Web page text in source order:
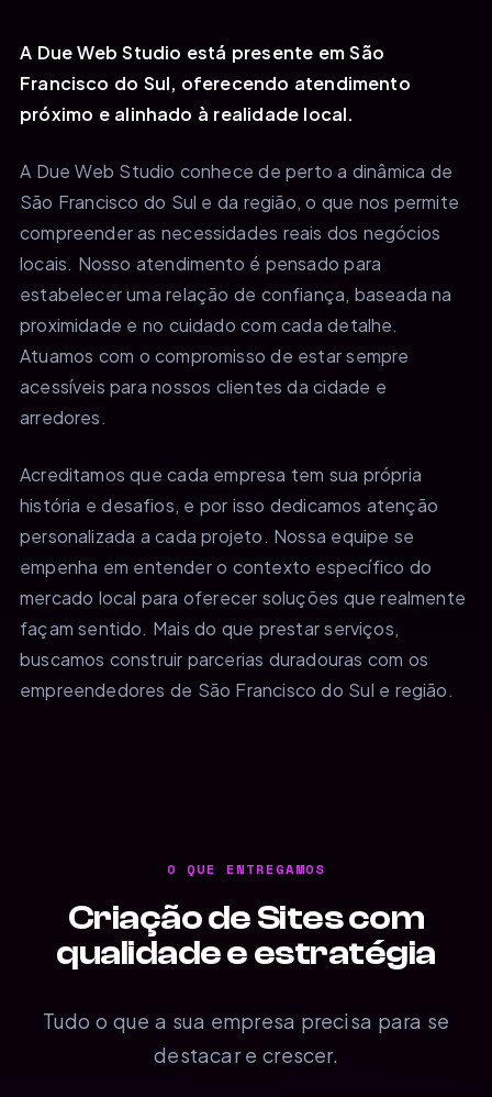
A Due Web Studio está presente em São
Francisco do Sul, oferecendo atendimento
próximo e alinhado à realidade local.
A Due Web Studio conhece de perto a dinâmica de
São Francisco do Sul e da região, o que nos permite
compreender as necessidades reais dos negócios
locais. Nosso atendimento é pensado para
estabelecer uma relação de confiança, baseada na
proximidade e no cuidado com cada detalhe.
Atuamos com o compromisso de estar sempre
acessíveis para nossos clientes da cidade e
arredores.
Acreditamos que cada empresa tem sua própria
história e desafios, e por isso dedicamos atenção
personalizada a cada projeto. Nossa equipe se
empenha em entender o contexto específico do
mercado local para oferecer soluções que realmente
façam sentido. Mais do que prestar serviços,
buscamos construir parcerias duradouras com os
empreendedores de São Francisco do Sul e região.
O QUE ENTREGAMOS
Criação de Sites com
qualidade e estratégia
Tudo o que a sua empresa precisa para se
destacar e crescer.